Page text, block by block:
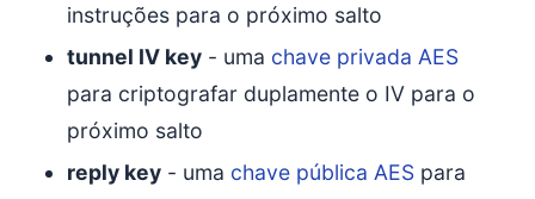
instruções para o próximo salto
tunnel IV key - uma chave privada AES
para criptografar duplamente o IV para o
próximo salto
reply key - uma chave pública AES para